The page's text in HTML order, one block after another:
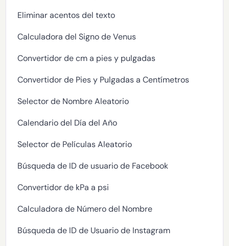
Eliminar acentos del texto
Calculadora del Signo de Venus
Convertidor de cm a pies y pulgadas
Convertidor de Pies y Pulgadas a Centímetros
Selector de Nombre Aleatorio
Calendario del Día del Año
Selector de Películas Aleatorio
Búsqueda de ID de usuario de Facebook
Convertidor de kPa a psi
Calculadora de Número del Nombre
Búsqueda de ID de Usuario de Instagram